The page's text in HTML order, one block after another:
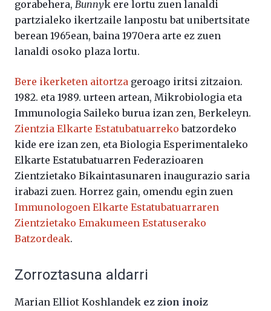
gorabehera, Bunnyk ere lortu zuen lanaldi
partzialeko ikertzaile lanpostu bat unibertsitate
berean 1965ean, baina 1970era arte ez zuen
lanaldi osoko plaza lortu.
Bere ikerketen aitortza geroago iritsi zitzaion.
1982. eta 1989. urteen artean, Mikrobiologia eta
Immunologia Saileko burua izan zen, Berkeleyn.
Zientzia Elkarte Estatubatuarreko batzordeko
kide ere izan zen, eta Biologia Esperimentaleko
Elkarte Estatubatuarren Federazioaren
Zientzietako Bikaintasunaren inaugurazio saria
irabazi zuen. Horrez gain, omendu egin zuen
Immunologoen Elkarte Estatubatuarraren
Zientzietako Emakumeen Estatuserako
Batzordeak.
Zorroztasuna aldarri
Marian Elliot Koshlandek ez zion inoiz